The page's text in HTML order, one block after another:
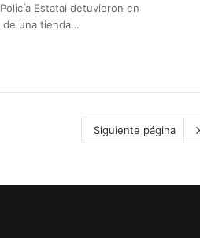
Estatal detuvieron en
de una tienda…
Siguiente página